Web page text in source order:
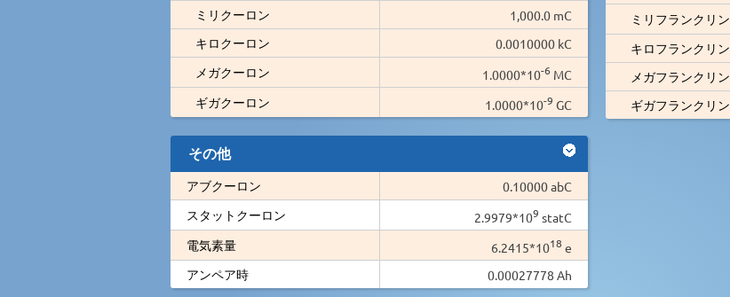
ミリクーロン
1,000.0 mC
キロクーロン
0.0010000 kC
メガクーロン
1.0000*10-6 MC
ギガクーロン
1.0000*10-9 GC
その他
アブクーロン
0.10000 abC
スタットクーロン
2.9979*109 statC
電気素量
6.2415*1018 e
アンペア時
0.00027778 Ah
ミリフランクリン
キロフランクリン
メガフランクリン
ギガフランクリン